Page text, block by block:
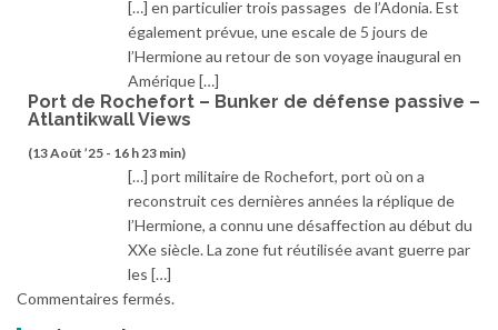
[…] en particulier trois passages de l’Adonia. Est
également prévue, une escale de 5 jours de
l’Hermione au retour de son voyage inaugural en
Amérique […]
Port de Rochefort – Bunker de défense passive –
Atlantikwall Views
(13 Août ’25 - 16 h 23 min)
[…] port militaire de Rochefort, port où on a
reconstruit ces dernières années la réplique de
l’Hermione, a connu une désaffection au début du
XXe siècle. La zone fut réutilisée avant guerre par
les […]
Commentaires fermés.